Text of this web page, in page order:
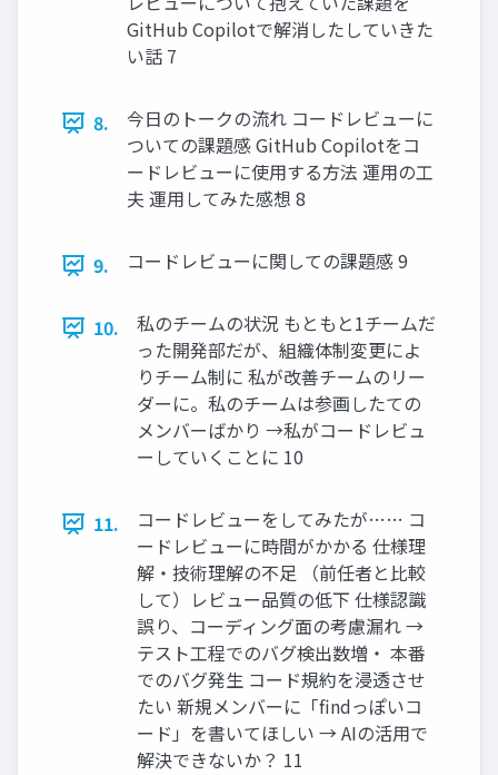
GitHub Copilotで解消したしていきた
い話 7
8.
今日のトークの流れ コードレビューに
ついての課題感 GitHub Copilotをコ
ードレビューに使用する方法 運用の工
夫 運用してみた感想 8
9. コードレビューに関しての課題感 9
10.
私のチームの状況 もともと1チームだ
った開発部だが、組織体制変更によ
りチーム制に 私が改善チームのリー
ダーに。私のチームは参画したての
メンバーばかり →私がコードレビュ
ーしていくことに 10
11.
コードレビューをしてみたが…… コ
ードレビューに時間がかかる 仕様理
解・技術理解の不足 （前任者と比較
して）レビュー品質の低下 仕様認識
誤り、コーディング面の考慮漏れ →
テスト工程でのバグ検出数増・ 本番
でのバグ発生 コード規約を浸透させ
たい 新規メンバーに「findっぽいコ
ード」を書いてほしい → AIの活用で
解決できないか？ 11